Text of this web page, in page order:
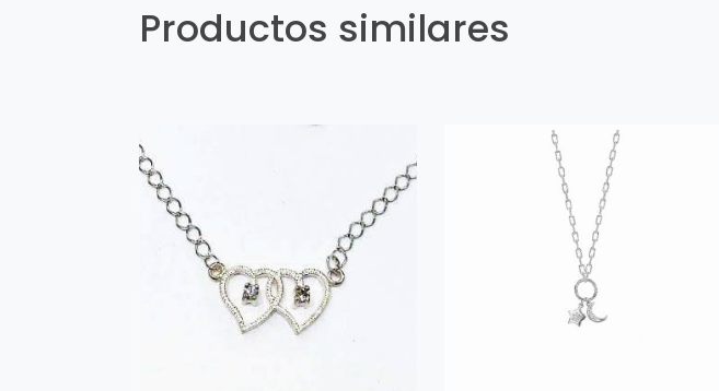
Productos similares